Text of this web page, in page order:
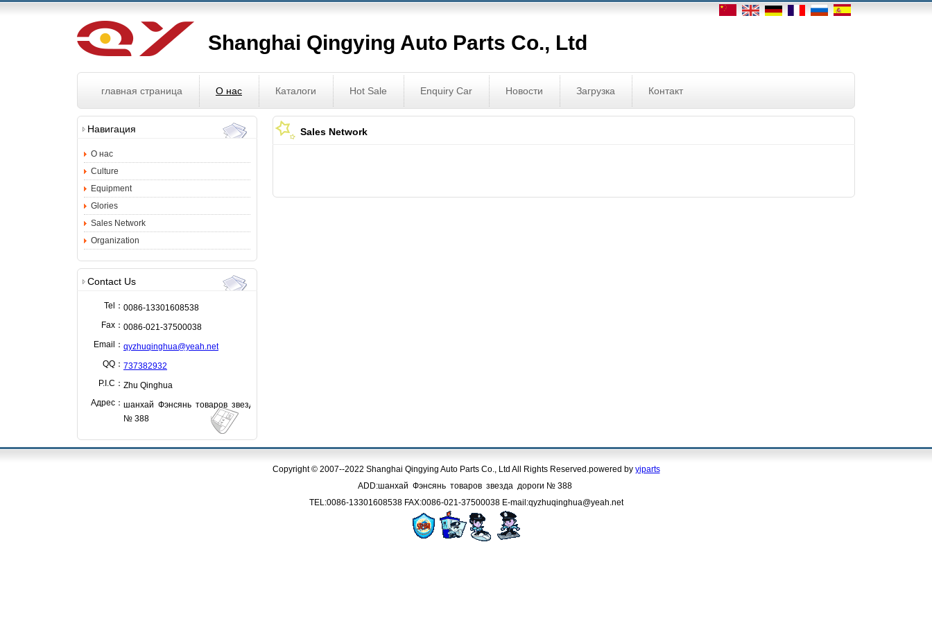
Shanghai Qingying Auto Parts Co., Ltd
главная страница О нас Каталоги Hot Sale Enquiry Car Новости Загрузка Контакт
Sales Network
Навигация
О нас
Culture
Equipment
Glories
Sales Network
Organization
Contact Us
Tel： 0086-13301608538
Fax： 0086-021-37500038
Email： qyzhuqinghua@yeah.net
QQ： 737382932
P.I.C： Zhu Qinghua
Адрес： шанхай Фэнсянь товаров звезда дороги
№ 388
Copyright © 2007--2022 Shanghai Qingying Auto Parts Co., Ltd All Rights Reserved.powered by yiparts
ADD:шанхай Фэнсянь товаров звезда дороги № 388
TEL:0086-13301608538 FAX:0086-021-37500038 E-mail:qyzhuqinghua@yeah.net